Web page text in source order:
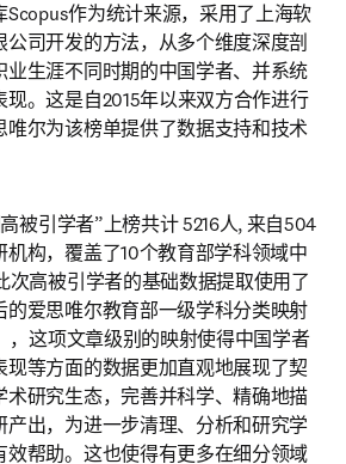
Scopus作为统计来源，采用了上海软
司开发的方法，从多个维度深度剖
业生涯不同时期的中国学者、并系统
。这是自2015年以来双方合作进行
唯尔为该榜单提供了数据支持和技术
被引学者”上榜共计 5216人, 来自504
机构，覆盖了10个教育部学科领域中
次高被引学者的基础数据提取使用了
的爱思唯尔教育部一级学科分类映射
，这项文章级别的映射使得中国学者
现等方面的数据更加直观地展现了契
术研究生态，完善并科学、精确地描
产出，为进一步清理、分析和研究学
效帮助。这也使得有更多在细分领域